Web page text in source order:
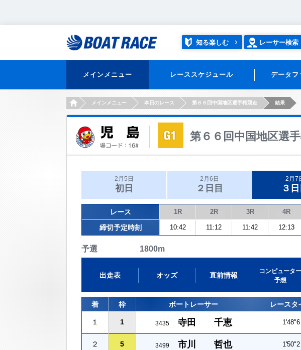
知る楽しむ レーサー検索
メインメニュー レーススケジュール データフ
HOMEメインメニュー 本日のレース 第６６回中国地区選手権競走 結果
第６６回中国地区選
2月5日
初日
2月6日
２日目
2月7
３日
レース 1R 2R 3R 4R
締切予定時刻 10:42 11:12 11:42 12:13
予選 1800m
出走表 オッズ 直前情報
コンピューター
予想
着 枠 ボートレーサー レースタ
１ 1 3435 寺田 千恵 1'48"6
２ 5 3499 市川 哲也 1'50"2